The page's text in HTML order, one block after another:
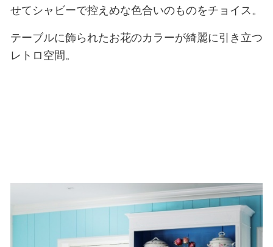
せてシャビーで控えめな色合いのものをチョイス。
テーブルに飾られたお花のカラーが綺麗に引き立つ
レトロ空間。